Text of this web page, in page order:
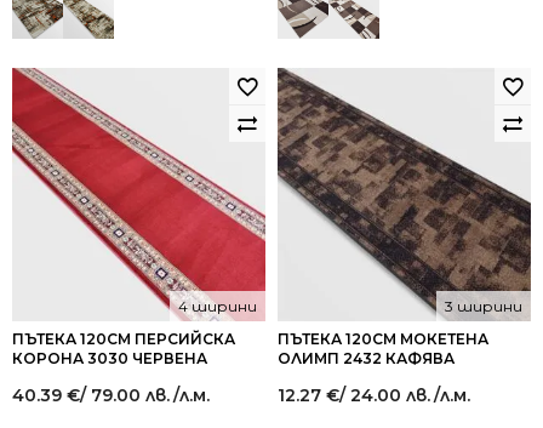
ПЪТЕКА 120СМ ПЕРСИЙСКА
КОРОНА 3030 ЧЕРВЕНА
4 ширини
40.39 €/ 79.00 лв./л.м.
ПЪТЕКА 120СМ МОКЕТЕНА
ОЛИМП 2432 КАФЯВА
3 ширини
12.27 €/ 24.00 лв./л.м.